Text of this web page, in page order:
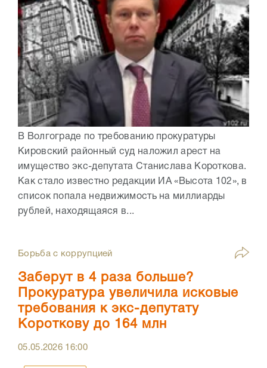
В Волгограде по требованию прокуратуры
Кировский районный суд наложил арест на
имущество экс-депутата Станислава Короткова.
Как стало известно редакции ИА «Высота 102», в
список попала недвижимость на миллиарды
рублей, находящаяся в...
Борьба с коррупцией
Заберут в 4 раза больше?
Прокуратура увеличила исковые
требования к экс-депутату
Короткову до 164 млн
05.05.2026 16:00